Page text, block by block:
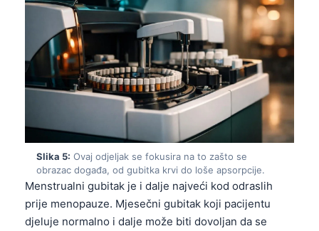
Slika 5: Ovaj odjeljak se fokusira na to zašto se
obrazac događa, od gubitka krvi do loše apsorpcije.
Menstrualni gubitak je i dalje najveći kod odraslih
prije menopauze. Mjesečni gubitak koji pacijentu
djeluje normalno i dalje može biti dovoljan da se